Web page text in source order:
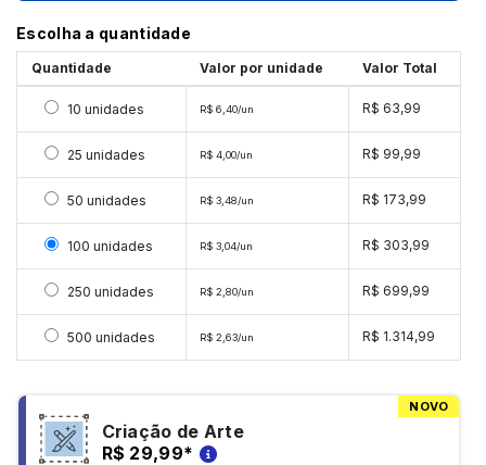
Escolha a quantidade
Quantidade Valor por unidade Valor Total
Selecionar 10 unidades
10 unidades R$ 6,40/un R$ 63,99
Selecionar 25 unidades
25 unidades R$ 4,00/un R$ 99,99
Selecionar 50 unidades
50 unidades R$ 3,48/un R$ 173,99
Selecionar 100 unidades
100 unidades R$ 3,04/un R$ 303,99
Selecionar 250 unidades
250 unidades R$ 2,80/un R$ 699,99
Selecionar 500 unidades
500 unidades R$ 2,63/un R$ 1.314,99
NOVO
Criação de Arte
R$ 29,99*